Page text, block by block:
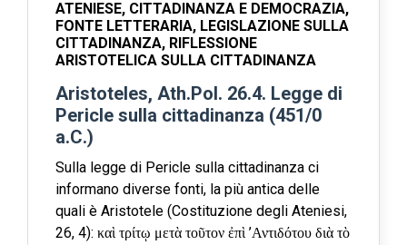
ATENIESE, CITTADINANZA E DEMOCRAZIA,
FONTE LETTERARIA, LEGISLAZIONE SULLA
CITTADINANZA, RIFLESSIONE
ARISTOTELICA SULLA CITTADINANZA
Aristoteles, Ath.Pol. 26.4. Legge di
Pericle sulla cittadinanza (451/0
a.C.)
Sulla legge di Pericle sulla cittadinanza ci
informano diverse fonti, la più antica delle
quali è Aristotele (Costituzione degli Ateniesi,
26, 4): καὶ τρίτῳ μετὰ τοῦτον ἐπὶ ’Αντιδότου διὰ τὸ